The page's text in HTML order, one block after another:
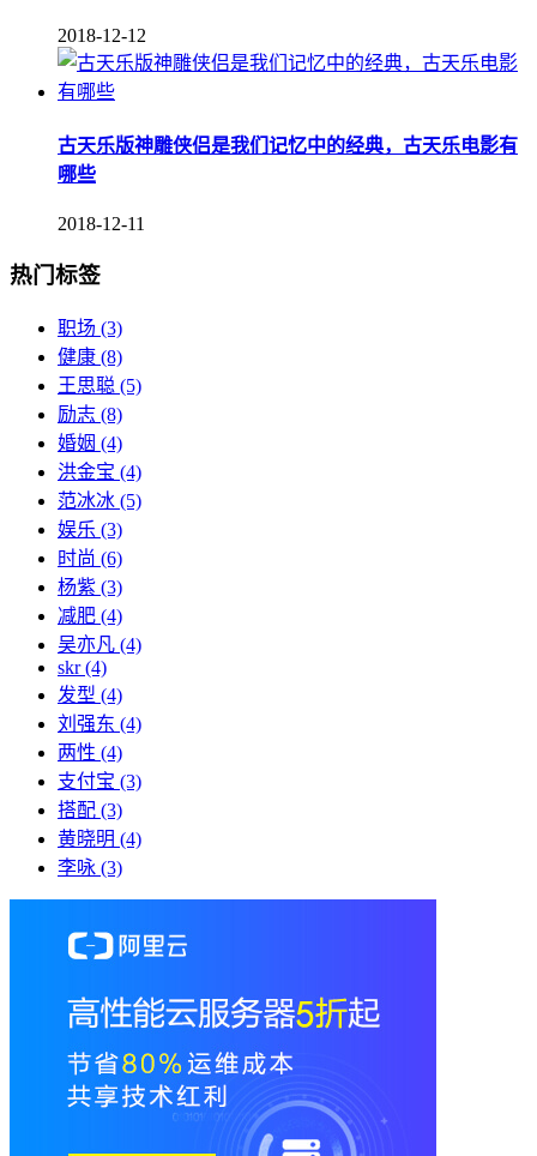
2018-12-12
古天乐版神雕侠侣是我们记忆中的经典，古天乐电影有
哪些
2018-12-11
热门标签
职场 (3)
健康 (8)
王思聪 (5)
励志 (8)
婚姻 (4)
洪金宝 (4)
范冰冰 (5)
娱乐 (3)
时尚 (6)
杨紫 (3)
减肥 (4)
吴亦凡 (4)
skr(4)
发型 (4)
刘强东 (4)
两性 (4)
支付宝 (3)
搭配 (3)
黄晓明 (4)
李咏 (3)